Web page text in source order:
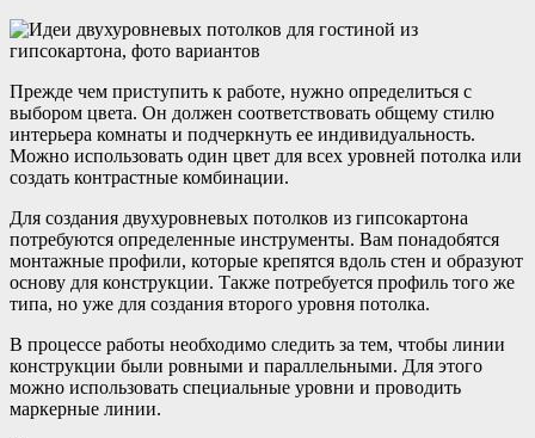
Прежде чем приступить к работе, нужно определиться с
выбором цвета. Он должен соответствовать общему стилю
интерьера комнаты и подчеркнуть ее индивидуальность.
Можно использовать один цвет для всех уровней потолка или
создать контрастные комбинации.
Для создания двухуровневых потолков из гипсокартона
потребуются определенные инструменты. Вам понадобятся
монтажные профили, которые крепятся вдоль стен и образуют
основу для конструкции. Также потребуется профиль того же
типа, но уже для создания второго уровня потолка.
В процессе работы необходимо следить за тем, чтобы линии
конструкции были ровными и параллельными. Для этого
можно использовать специальные уровни и проводить
маркерные линии.